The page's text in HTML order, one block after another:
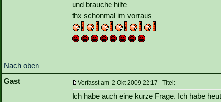
und brauche hilfe
thx schonmal im vorraus
Nach oben
Gast
Verfasst am: 2 Okt 2009 22:17 Titel:
Ich habe auch eine kurze Frage. Ich habe